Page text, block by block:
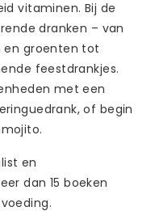
vitaminen. Bij de
dranken – van
en groenten tot
feestdrankjes.
met een
of begin
en
dan 15 boeken